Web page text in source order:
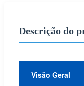
Descrição do
Visão Geral